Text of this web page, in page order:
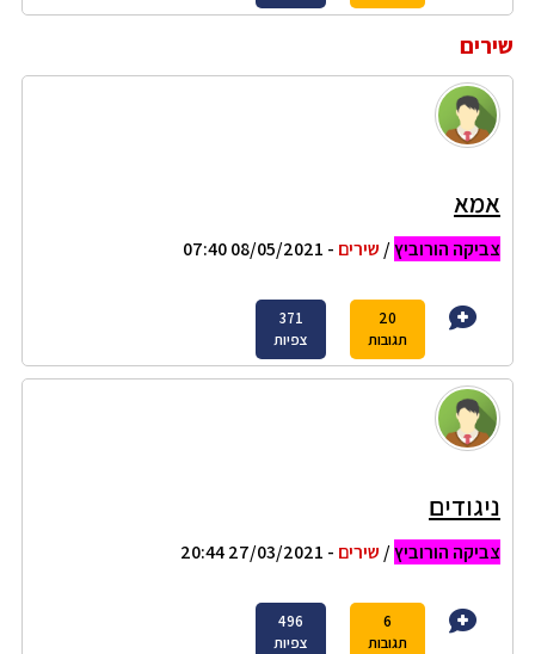
שירים
אמא
צביקה הורוביץ/ שירים - 08/05/2021 07:40
20
תגובות
371
צפיות
ניגודים
צביקה הורוביץ/ שירים - 27/03/2021 20:44
6
תגובות
496
צפיות